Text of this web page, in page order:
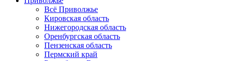
Всё Приволжье
Кировская область
Нижегородская область
Оренбургская область
Пензенская область
Пермский край